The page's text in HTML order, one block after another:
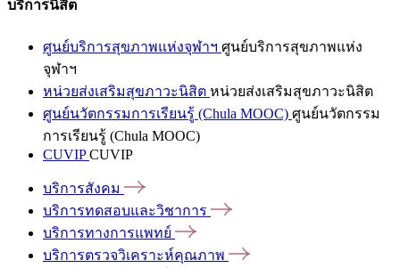
บริการนิสิต
ศูนย์บริการสุขภาพแห่งจุฬาฯ ศูนย์บริการสุขภาพแห่ง
จุฬาฯ
หน่วยส่งเสริมสุขภาวะนิสิต หน่วยส่งเสริมสุขภาวะนิสิต
ศูนย์นวัตกรรมการเรียนรู้ (Chula MOOC) ศูนย์นวัตกรรม
การเรียนรู้ (Chula MOOC)
CUVIPCUVIP
บริการสังคม
บริการทดสอบและวิชาการ
บริการทางการแพทย์
บริการตรวจวิเคราะห์คุณภาพ